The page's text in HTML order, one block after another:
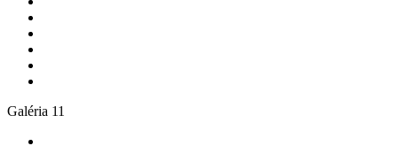
Galéria 11